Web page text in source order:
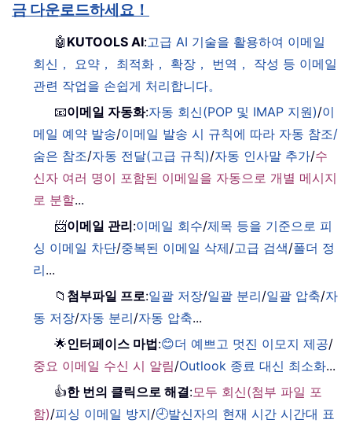
금 다운로드하세요！
🤖 KUTOOLS AI:고급 AI 기술을 활용하여 이메일
회신， 요약， 최적화， 확장， 번역， 작성 등 이메일
관련 작업을 손쉽게 처리합니다。
📧이메일 자동화:자동 회신(POP 및 IMAP 지원)/이
메일 예약 발송/이메일 발송 시 규칙에 따라 자동 참조/
숨은 참조/자동 전달(고급 규칙)/자동 인사말 추가/수
신자 여러 명이 포함된 이메일을 자동으로 개별 메시지
로 분할...
📨이메일 관리:이메일 회수/제목 등을 기준으로 피
싱 이메일 차단/중복된 이메일 삭제/고급 검색/폴더 정
리...
📁 첨부파일 프로:일괄 저장/일괄 분리/일괄 압축/자
동 저장/자동 분리/자동 압축...
🌟인터페이스 마법:😊더 예쁘고 멋진 이모지 제공/
중요 이메일 수신 시 알림/Outlook 종료 대신 최소화...
👍한 번의 클릭으로 해결:모두 회신(첨부 파일 포
함)/피싱 이메일 방지/🕘발신자의 현재 시간 시간대 표